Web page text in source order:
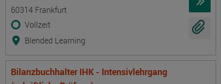
60314 Frankfurt
Vollzeit
Blended Learning
Bilanzbuchhalter IHK - Intensivlehrgang